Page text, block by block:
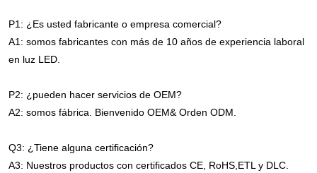
P1: ¿Es usted fabricante o empresa comercial?
A1: somos fabricantes con más de 10 años de experiencia laboral
en luz LED.
P2: ¿pueden hacer servicios de OEM?
A2: somos fábrica. Bienvenido OEM& Orden ODM.
Q3: ¿Tiene alguna certificación?
A3: Nuestros productos con certificados CE, RoHS,ETL y DLC.